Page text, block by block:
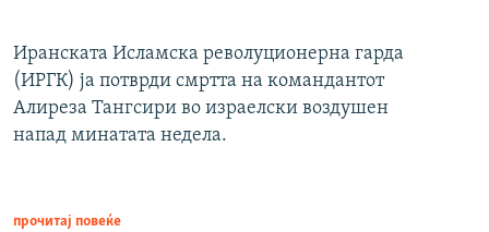
Иранската Исламска револуционерна гарда
(ИРГК) ја потврди смртта на командантот
Алиреза Тангсири во израелски воздушен
напад минатата недела.
прочитај повеќе